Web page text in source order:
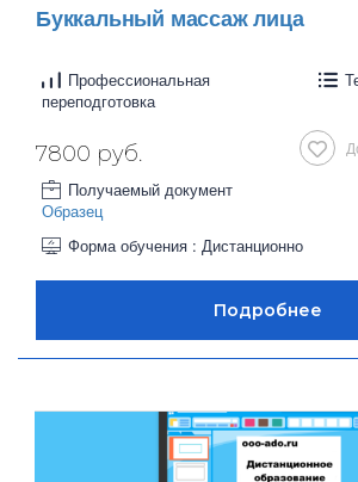
Буккальный массаж лица
Профессиональная
переподготовка
7800 руб.
Получаемый документ
Образец
Форма обучения : Дистанционно